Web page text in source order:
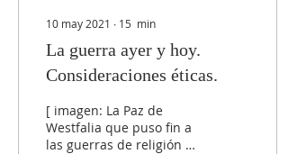
10 may 2021 ∙ 15 min
La guerra ayer y hoy.
Consideraciones éticas.
[ imagen: La Paz de
Westfalia que puso fin a
las guerras de religión en